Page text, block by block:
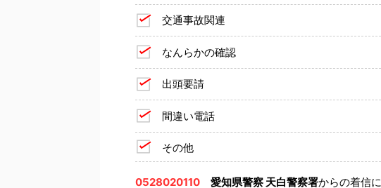
交通事故関連
なんらかの確認
出頭要請
間違い電話
その他
0528020110 愛知県警察 天白警察署からの着信